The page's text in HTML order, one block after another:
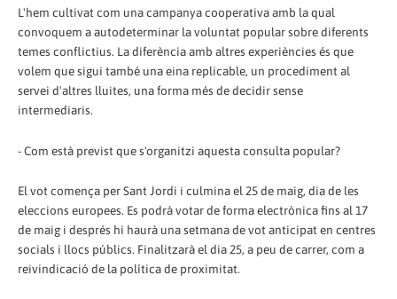
L'hem cultivat com una campanya cooperativa amb la qual
convoquem a autodeterminar la voluntat popular sobre diferents
temes conflictius. La diferència amb altres experiències és que
volem que sigui també una eina replicable, un procediment al
servei d'altres lluites, una forma més de decidir sense
intermediaris.
- Com està previst que s'organitzi aquesta consulta popular?
El vot comença per Sant Jordi i culmina el 25 de maig, dia de les
eleccions europees. Es podrà votar de forma electrònica fins al 17
de maig i després hi haurà una setmana de vot anticipat en centres
socials i llocs públics. Finalitzarà el dia 25, a peu de carrer, com a
reivindicació de la política de proximitat.